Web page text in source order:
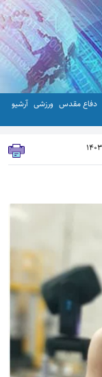
دفاع مقدس ورزشی آرشیو